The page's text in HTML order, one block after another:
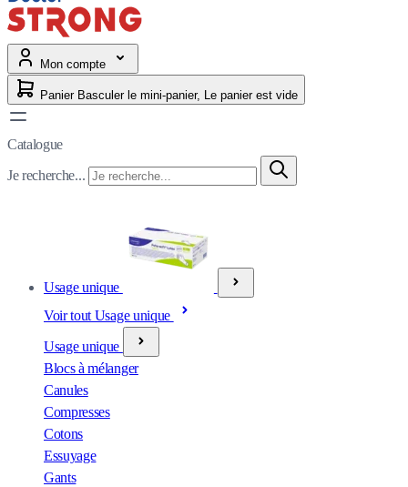
Mon compte
Panier Basculer le mini-panier, Le panier est vide
Catalogue
Je recherche...
Usage unique
Voir tout Usage unique
Usage unique
Blocs à mélanger
Canules
Compresses
Cotons
Essuyage
Gants